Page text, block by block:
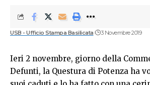
USB - Ufficio Stampa Basilicata 3 Novembre 2019
Ieri 2 novembre, giorno della
Defunti, la Questura di Potenza ha